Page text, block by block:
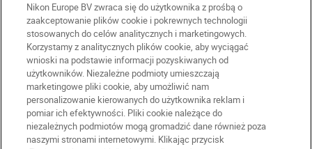
Nikon Europe BV zwraca się do użytkownika z prośbą o
zaakceptowanie plików cookie i pokrewnych technologii
stosowanych do celów analitycznych i marketingowych.
Korzystamy z analitycznych plików cookie, aby wyciągać
wnioski na podstawie informacji pozyskiwanych od
użytkowników. Niezależne podmioty umieszczają
marketingowe pliki cookie, aby umożliwić nam
personalizowanie kierowanych do użytkownika reklam i
pomiar ich efektywności. Pliki cookie należące do
niezależnych podmiotów mogą gromadzić dane również poza
naszymi stronami internetowymi. Klikając przycisk